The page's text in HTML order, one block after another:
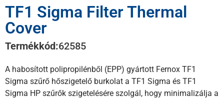
TF1 Sigma Filter Thermal
Cover
Termékkód:62585
A habosított polipropilénből (EPP) gyártott Fernox TF1
Sigma szűrő hőszigetelő burkolat a TF1 Sigma és TF1
Sigma HP szűrők szigetelésére szolgál, hogy minimalizálja a